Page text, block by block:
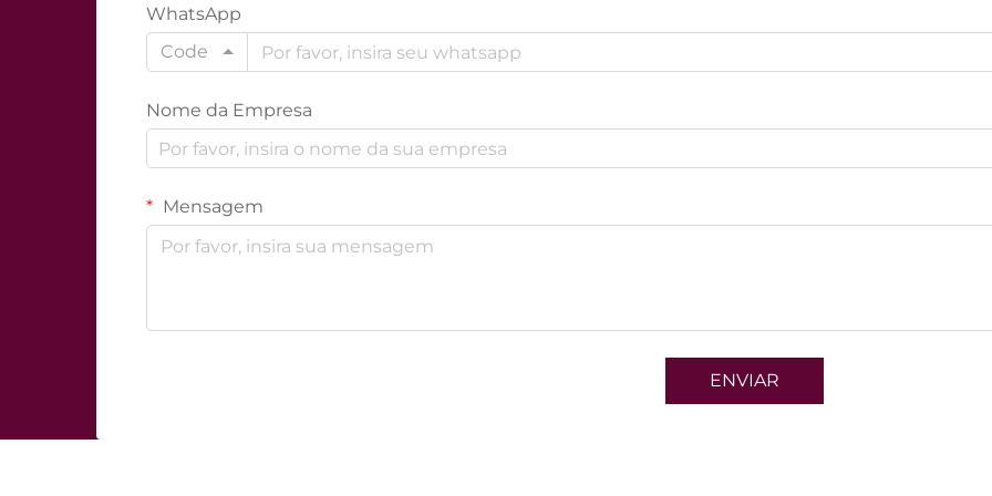
WhatsApp
Code
Nome da Empresa
Mensagem
ENVIAR